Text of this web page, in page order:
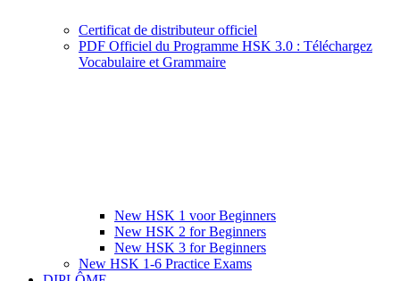
Certificat de distributeur officiel
PDF Officiel du Programme HSK 3.0 : Téléchargez
Vocabulaire et Grammaire
New HSK 1 voor Beginners
New HSK 2 for Beginners
New HSK 3 for Beginners
New HSK 1-6 Practice Exams